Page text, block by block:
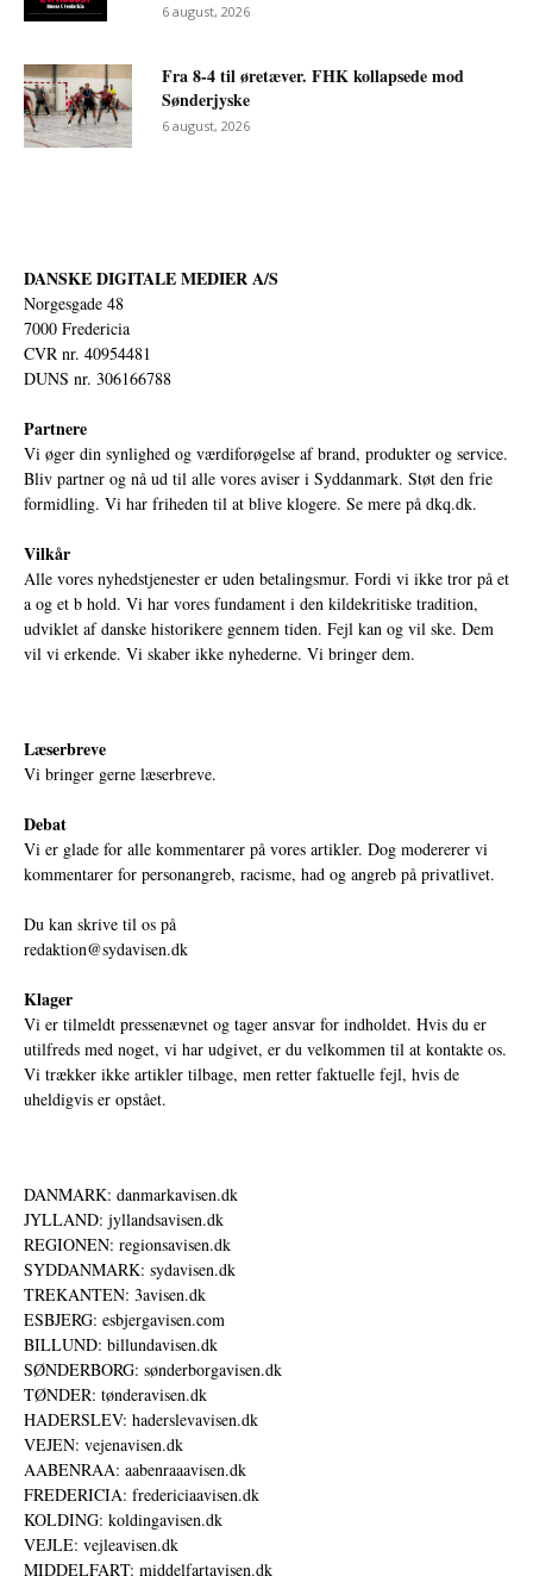
6 august, 2026
Fra 8-4 til øretæver. FHK kollapsede mod
Sønderjyske
6 august, 2026
DANSKE DIGITALE MEDIER A/S
Norgesgade 48
7000 Fredericia
CVR nr. 40954481
DUNS nr. 306166788
Partnere
Vi øger din synlighed og værdiforøgelse af brand, produkter og service.
Bliv partner og nå ud til alle vores aviser i Syddanmark. Støt den frie
formidling. Vi har friheden til at blive klogere. Se mere på dkq.dk.
Vilkår
Alle vores nyhedstjenester er uden betalingsmur. Fordi vi ikke tror på et
a og et b hold. Vi har vores fundament i den kildekritiske tradition,
udviklet af danske historikere gennem tiden. Fejl kan og vil ske. Dem
vil vi erkende. Vi skaber ikke nyhederne. Vi bringer dem.
Læserbreve
Vi bringer gerne læserbreve.
Debat
Vi er glade for alle kommentarer på vores artikler. Dog modererer vi
kommentarer for personangreb, racisme, had og angreb på privatlivet.
Du kan skrive til os på
redaktion@sydavisen.dk
Klager
Vi er tilmeldt pressenævnet og tager ansvar for indholdet. Hvis du er
utilfreds med noget, vi har udgivet, er du velkommen til at kontakte os.
Vi trækker ikke artikler tilbage, men retter faktuelle fejl, hvis de
uheldigvis er opstået.
DANMARK: danmarkavisen.dk
JYLLAND: jyllandsavisen.dk
REGIONEN: regionsavisen.dk
SYDDANMARK: sydavisen.dk
TREKANTEN: 3avisen.dk
ESBJERG: esbjergavisen.com
BILLUND: billundavisen.dk
SØNDERBORG: sønderborgavisen.dk
TØNDER: tønderavisen.dk
HADERSLEV: haderslevavisen.dk
VEJEN: vejenavisen.dk
AABENRAA: aabenraaavisen.dk
FREDERICIA: fredericiaavisen.dk
KOLDING: koldingavisen.dk
VEJLE: vejleavisen.dk
MIDDELFART: middelfartavisen.dk